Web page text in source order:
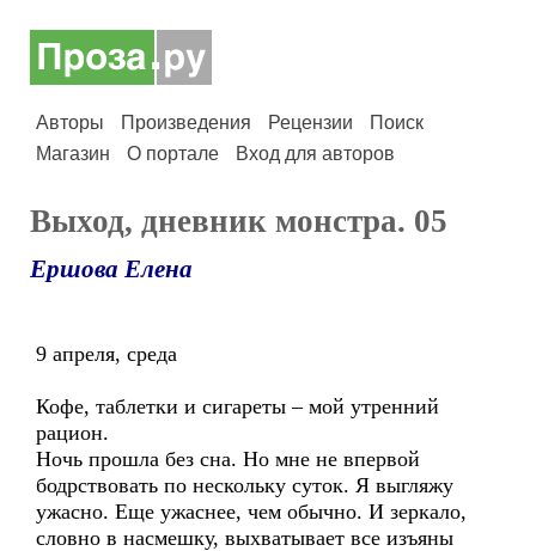
Авторы Произведения Рецензии
Поиск
Магазин
О портале Вход для авторов
Выход, дневник монстра. 05
Ершова Елена
9 апреля, среда
Кофе, таблетки и сигареты – мой утренний
рацион.
Ночь прошла без сна. Но мне не впервой
бодрствовать по нескольку суток. Я выгляжу
ужасно. Еще ужаснее, чем обычно. И зеркало,
словно в насмешку, выхватывает все изъяны